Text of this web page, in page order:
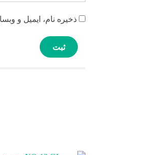
ذخیره نام، ایمیل و